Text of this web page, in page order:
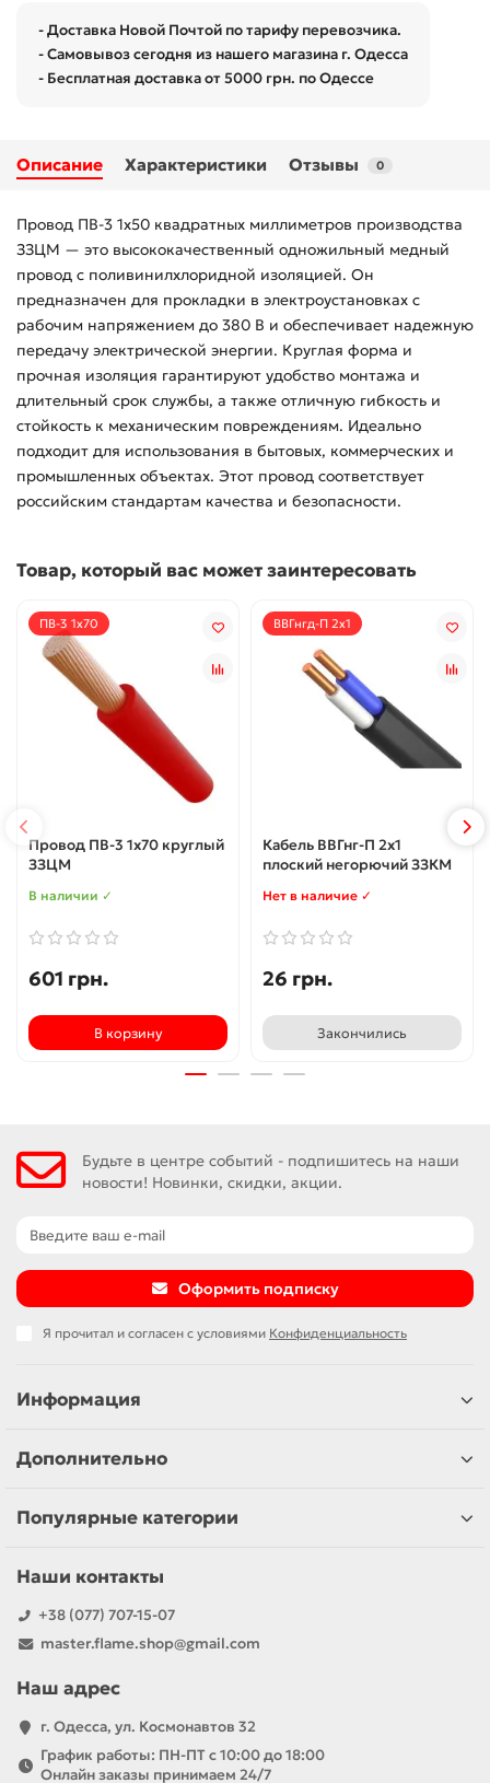
- Доставка Новой Почтой по тарифу перевозчика.
- Самовывоз сегодня из нашего магазина г. Одесса
- Бесплатная доставка от 5000 грн. по Одессе
Описание Характеристики Отзывы 0
Провод ПВ-3 1x50 квадратных миллиметров производства
ЗЗЦМ — это высококачественный одножильный медный
провод с поливинилхлоридной изоляцией. Он
предназначен для прокладки в электроустановках с
рабочим напряжением до 380 В и обеспечивает надежную
передачу электрической энергии. Круглая форма и
прочная изоляция гарантируют удобство монтажа и
длительный срок службы, а также отличную гибкость и
стойкость к механическим повреждениям. Идеально
подходит для использования в бытовых, коммерческих и
промышленных объектах. Этот провод соответствует
российским стандартам качества и безопасности.
Товар, который вас может заинтересовать
ПВ-3 1x70
Провод ПВ-3 1x70 круглый
ЗЗЦМ
В наличии ✓
601 грн.
В корзину
ВВГнгд-П 2x1
Кабель ВВГнг-П 2x1
плоский негорючий ЗЗКМ
Нет в наличие ✓
26 грн.
Закончились
Будьте в центре событий - подпишитесь на наши
новости! Новинки, скидки, акции.
Оформить подписку
Я прочитал и согласен с условиями Конфиденциальность
Информация
Дополнительно
Популярные категории
Наши контакты
+38 (077) 707-15-07
master.flame.shop@gmail.com
Наш адрес
г. Одесса, ул. Космонавтов 32
График работы: ПН-ПТ с 10:00 до 18:00
Онлайн заказы принимаем 24/7